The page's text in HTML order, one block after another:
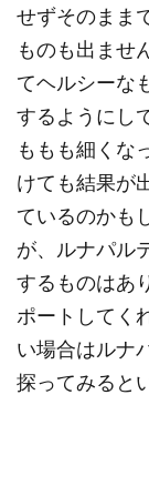
せずそのまま
ものも出ませ
てヘルシーな
するようにし
ももも細くな
けても結果が
ているのかも
が、ルナパル
するものはあ
ポートしてく
い場合はルナ
探ってみると